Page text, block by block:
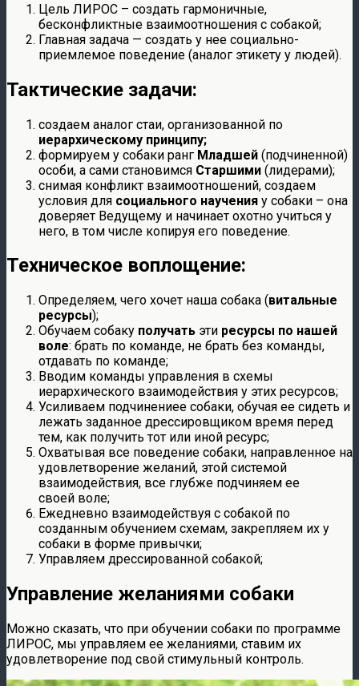
Цель ЛИРОС – создать гармоничные,
бесконфликтные взаимоотношения с собакой;
Главная задача — создать у нее социально-
приемлемое поведение (аналог этикету у людей).
Тактические задачи:
создаем аналог стаи, организованной по
иерархическому принципу;
формируем у собаки ранг Младшей (подчиненной)
особи, а сами становимся Старшими (лидерами);
снимая конфликт взаимоотношений, создаем
условия для социального научения у собаки – она
доверяет Ведущему и начинает охотно учиться у
него, в том числе копируя его поведение.
Техническое воплощение:
Определяем, чего хочет наша собака (витальные
ресурсы);
Обучаем собаку получать эти ресурсы по нашей
воле: брать по команде, не брать без команды,
отдавать по команде;
Вводим команды управления в схемы
иерархического взаимодействия у этих ресурсов;
Усиливаем подчинениее собаки, обучая ее сидеть и
лежать заданное дрессировщиком время перед
тем, как получить тот или иной ресурс;
Охватывая все поведение собаки, направленное на
удовлетворение желаний, этой системой
взаимодействия, все глубже подчиняем ее
своей воле;
Ежедневно взаимодействуя с собакой по
созданным обучением схемам, закрепляем их у
собаки в форме привычки;
Управляем дрессированной собакой;
Управление желаниями собаки
Можно сказать, что при обучении собаки по программе
ЛИРОС, мы управляем ее желаниями, ставим их
удовлетворение под свой стимульный контроль.